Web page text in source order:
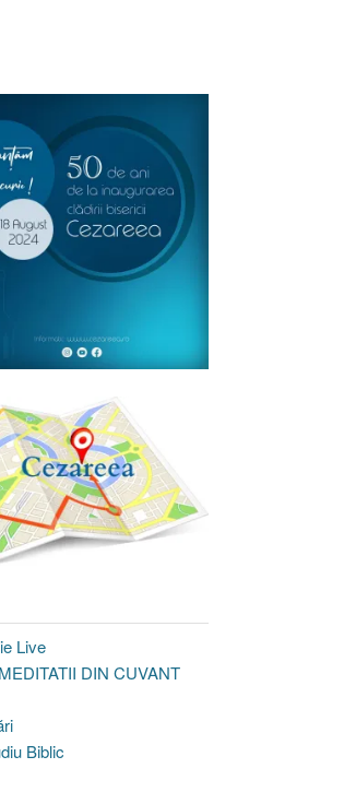
Live
DIN CUVANT
Biblic